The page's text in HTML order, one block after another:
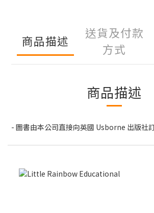
商品描述
送貨及付款
方式
商品描述
- 圖書由本公司直接向英國 Usborne 出版社